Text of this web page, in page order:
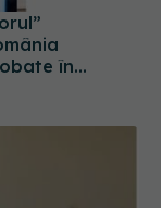
în